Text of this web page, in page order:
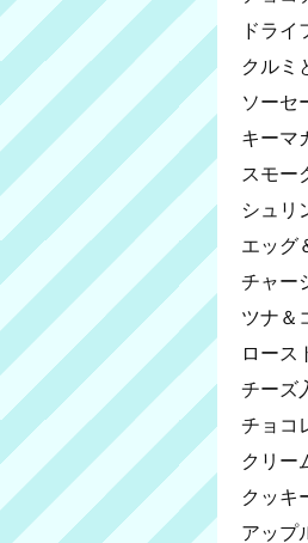
ドラ
クルミ
ソー
キーマ
スモー
シュ
エッグ
チャー
ツナ＆
ロー
チーズ
チョコ
クリ
クッキ
アップ